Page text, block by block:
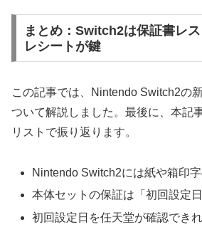
まとめ：Switch2は保証書レ
レシートが鍵
この記事では、Nintendo Switch2の
ついて解説しました。最後に、本記
リストで振り返ります。
Nintendo Switch2には紙や箱印
本体セットの保証は「初回設定
初回設定日を任天堂が確認でき